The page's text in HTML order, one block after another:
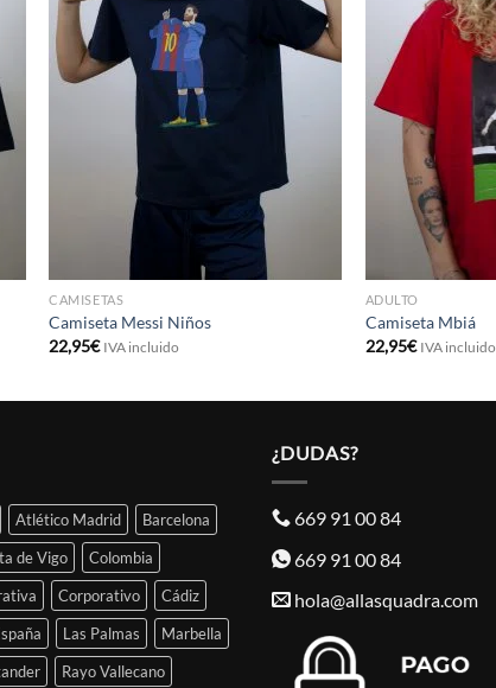
CAMISETAS
Camiseta Messi Niños
22,95€ IVA incluido
ADULTO
Camiseta Mbiá
22,95€ IVA incluido
Atlético Madrid
Barcelona
de Vigo
Colombia
Corporativo
Cádiz
Las Palmas
Marbella
Rayo Vallecano
¿DUDAS?
669 91 00 84
669 91 00 84
hola@allasquadra.com